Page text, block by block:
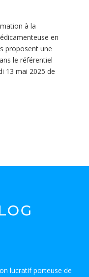
à la
en
proposent une
le référentiel
13 mai 2025 de
lucratif porteuse de